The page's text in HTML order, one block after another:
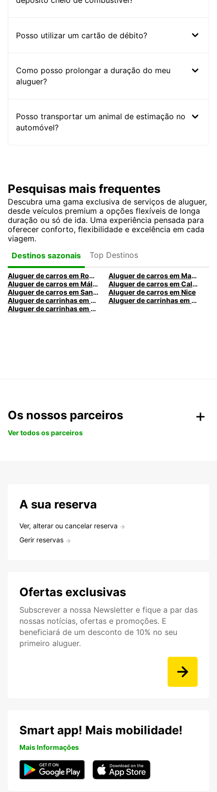
Posso utilizar um cartão de débito?
Como posso prolongar a duração do meu
aluguer?
Posso transportar um animal de estimação no
automóvel?
Pesquisas mais frequentes
Descubra uma gama exclusiva de serviços de aluguer,
desde veículos premium a opções flexíveis de longa
duração ou só de ida. Uma experiência pensada para
oferecer conforto, flexibilidade e excelência em cada
viagem.
Destinos sazonais
Top Destinos
Aluguer de carros em Roma
Aluguer de carros em Madrid
Aluguer de carros em Málaga
Aluguer de carros em Caldas da Rainha
Aluguer de carros em Santa Maria da Feira
Aluguer de carros em Nice
Aluguer de carrinhas em Nice
Aluguer de carrinhas em Santa Maria da Feira
Aluguer de carrinhas em Caldas da Rainha
Os nossos parceiros
Ver todos os parceiros
A sua reserva
Ver, alterar ou cancelar reserva
Gerir reservas
Ofertas exclusivas
Subscrever a nossa Newsletter e fique a par das
nossas notícias, ofertas e promoções. E
beneficiará de um desconto de 10% no seu
primeiro aluguer.
Smart app! Mais mobilidade!
Mais Informações